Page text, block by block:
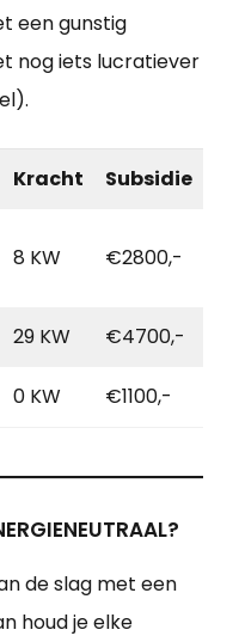
een gunstig
nog iets lucratiever
Kracht Subsidie
8 KW €2800,-
29 KW €4700,-
0 KW €1100,-
de slag met een
houd je elke